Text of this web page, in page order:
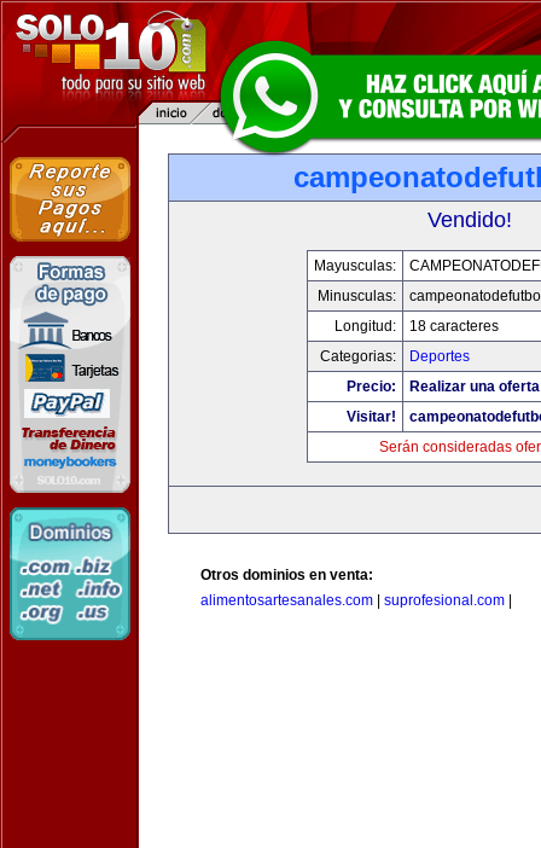
Vendido!
Mayusculas:
Minusculas:
Longitud:
18 caracteres
Categorias:
Deportes
Precio:
Realizar una
Visitar!
Serán consideradas
Otros dominios en venta:
alimentosartesanales.com
suprofesional.com